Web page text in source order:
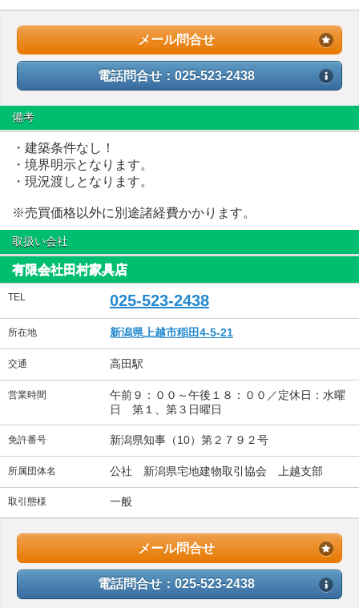
メール問合せ
電話問合せ：025-523-2438
備考
・建築条件なし！
・境界明示となります。
・現況渡しとなります。
※売買価格以外に別途諸経費かかります。
取扱い会社
有限会社田村家具店
TEL 025-523-2438
所在地 新潟県上越市稲田4-5-21
交通 高田駅
営業時間
午前９：００～午後１８：００／定休日：水曜
日 第１、第３日曜日
免許番号 新潟県知事（10）第２７９２号
所属団体名 公社 新潟県宅地建物取引協会 上越支部
取引態様 一般
メール問合せ
電話問合せ：025-523-2438